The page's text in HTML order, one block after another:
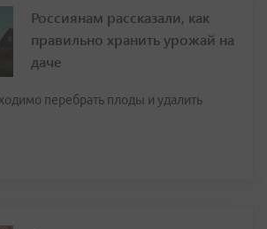
Россиянам рассказали, как
правильно хранить урожай на
даче
перебрать плоды и удалить